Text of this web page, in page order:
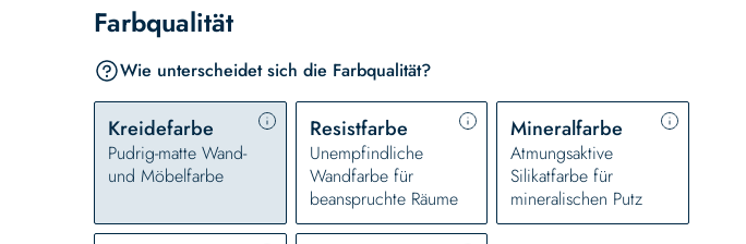
Farbqualität
Wie unterscheidet sich die Farbqualität?
Kreidefarbe
Pudrig-matte Wand-
und Möbelfarbe
Resistfarbe
Unempfindliche
Wandfarbe für
beanspruchte Räume
Mineralfarbe
Atmungsaktive
Silikatfarbe für
mineralischen Putz